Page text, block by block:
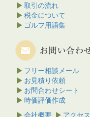
取引の流れ
税金について
ゴルフ用語集
フリー相談メール
お見積り依頼
お問合わせシート
時価評価作成
会社概要
アクセス